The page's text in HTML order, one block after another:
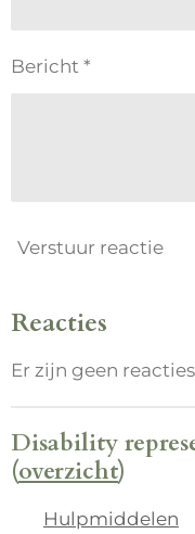
Bericht *
Verstuur reactie
Reacties
Er zijn geen
Disability
(overzicht)
Hulpmiddelen